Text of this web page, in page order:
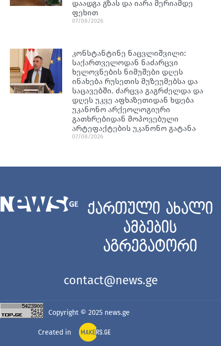
დაადგა გზას და იარა მერიამდე
ფეხით
07/08/2026
კონსტანტინე ნაცვლიშვილი:
საქართველოდან ნაძარცვი
ხელოვნების ნიმუშები დღეს
ინახება რუსეთის მუზეუმებსა და
საცავებში. ძარცვა გაგრძელდა და
დღეს უკვე აფხაზეთიდან ხდება
უკანონო არქეოლოგიური
გათხრებიდან მოპოვებული
არტეფაქტების უკანონო გატანა
07/08/2026
ქართული ახალი
ამბების
აგრეგატორი
contact@news.ge
Copyright © 2025 news.ge
Created in